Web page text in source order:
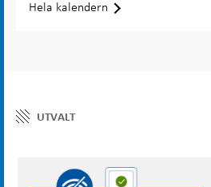
Hela kalendern
UTVALT